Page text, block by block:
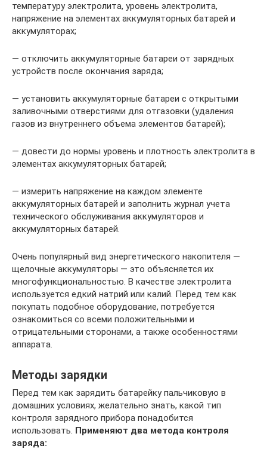
температуру электролита, уровень электролита,
напряжение на элементах аккумуляторных батарей и
аккумуляторах;
— отключить аккумуляторные батареи от зарядных
устройств после окончания заряда;
— установить аккумуляторные батареи с открытыми
заливочными отверстиями для отгазовки (удаления
газов из внутреннего объема элементов батарей);
— довести до нормы уровень и плотность электролита в
элементах аккумуляторных батарей;
— измерить напряжение на каждом элементе
аккумуляторных батарей и заполнить журнал учета
технического обслуживания аккумуляторов и
аккумуляторных батарей.
Очень популярный вид энергетического накопителя —
щелочные аккумуляторы — это объясняется их
многофункциональностью. В качестве электролита
используется едкий натрий или калий. Перед тем как
покупать подобное оборудование, потребуется
ознакомиться со всеми положительными и
отрицательными сторонами, а также особенностями
аппарата.
Методы зарядки
Перед тем как зарядить батарейку пальчиковую в
домашних условиях, желательно знать, какой тип
контроля зарядного прибора понадобится
использовать. Применяют два метода контроля
заряда: